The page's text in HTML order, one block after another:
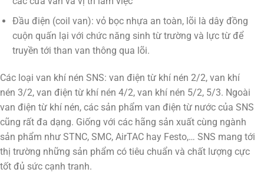
Đầu điện (coil van): vỏ bọc nhựa an toàn, lõi là dây đồng
cuộn quấn lại với chức năng sinh từ trường và lực từ để
truyền tới than van thông qua lõi.
Các loại van khí nén SNS: van điện từ khí nén 2/2, van khí
nén 3/2, van điện từ khí nén 4/2, van khí nén 5/2, 5/3. Ngoài
van điện từ khí nén, các sản phẩm van điện từ nước của SNS
cũng rất đa dạng. Giống với các hãng sản xuất cùng ngành
sản phẩm như STNC, SMC, AirTAC hay Festo,… SNS mang tới
thị trường những sản phẩm có tiêu chuẩn và chất lượng cực
tốt đủ sức cạnh tranh.